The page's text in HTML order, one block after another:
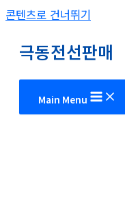
콘텐츠로 건너뛰기
극동전선판매
Main Menu